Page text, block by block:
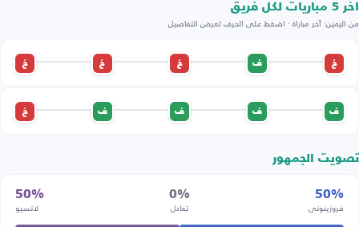
اخر 5 مباريات لكل فريق
من اليمين: آخر مباراة · اضغط على الحرف لعرض التفاصيل
خ ف خ خ خ
ف ف ف ف خ
تصويت الجمهور
50%
فروزينوني
0%
تعادل
50%
لاتسيو